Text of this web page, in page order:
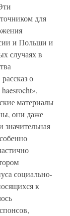
для
и Польши и
случаях в
о
материалы
они даже
значительная
социально-
к